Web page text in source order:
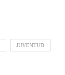
JUVENTUD